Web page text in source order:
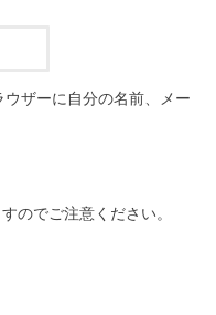
ザーに自分の名前、メー
のでご注意ください。